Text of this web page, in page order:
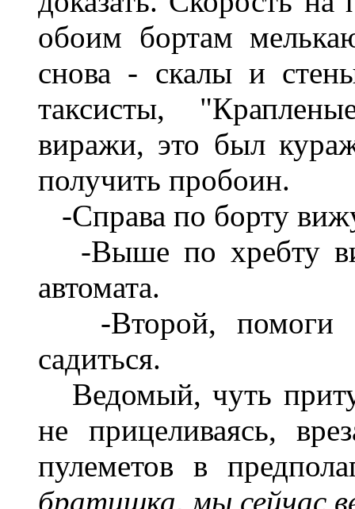
обоим бортам
снова - скалы и
таксисты,
виражи, это был
получить пробоин.
-Справа по борту
-Выше по хребту
автомата.
-Второй, помоги
садиться.
Ведомый, чуть
не прицеливаясь,
пулеметов в
братишка, мы сейчас